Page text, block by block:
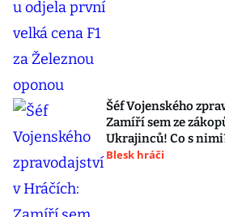
Šéf Vojenského
Zamíří sem ze
Ukrajinců! Co s
Blesk hráči